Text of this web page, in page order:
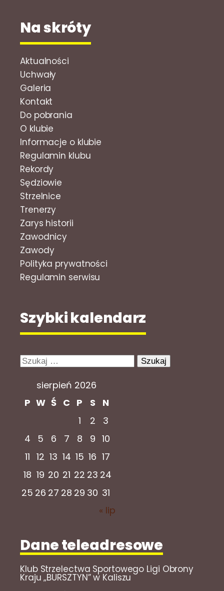
Na skróty
Aktualności
Uchwały
Galeria
Kontakt
Do pobrania
O klubie
Informacje o klubie
Regulamin klubu
Rekordy
Sędziowie
Strzelnice
Trenerzy
Zarys historii
Zawodnicy
Zawody
Polityka prywatności
Regulamin serwisu
Szybki kalendarz
Szukaj:
sierpień 2026
P W Ś C P S
N
1
2
3
4
5 6 7 8 9 10
11 12 13 14 15 16 17
18 19 20 21 22 23 24
25 26 27 28 29 30 31
« lip
Dane teleadresowe
Klub Strzelectwa Sportowego Ligi Obrony
Kraju „BURSZTYN” w Kaliszu